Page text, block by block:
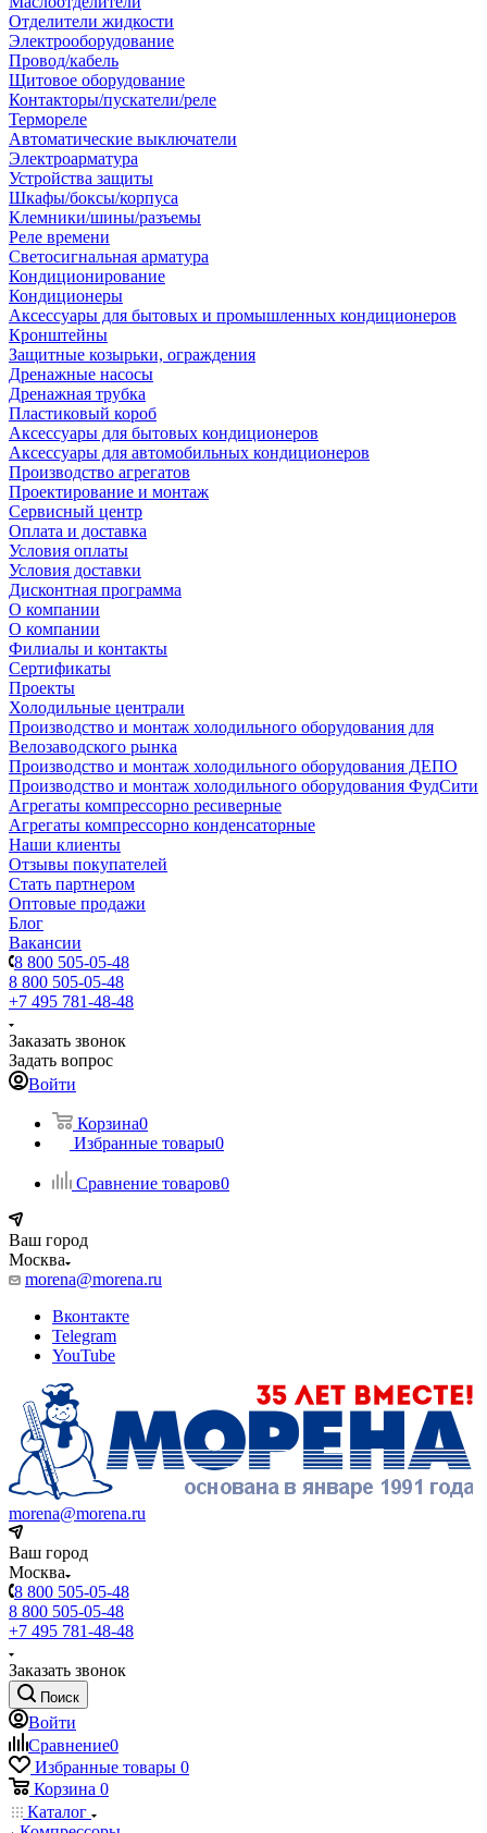
Отделители жидкости
Электрооборудование
Провод/кабель
Щитовое оборудование
Контакторы/пускатели/реле
Термореле
Автоматические выключатели
Электроарматура
Устройства защиты
Шкафы/боксы/корпуса
Клемники/шины/разъемы
Реле времени
Светосигнальная арматура
Кондиционирование
Кондиционеры
Аксессуары для бытовых и промышленных кондиционеров
Кронштейны
Защитные козырьки, ограждения
Дренажные насосы
Дренажная трубка
Пластиковый короб
Аксессуары для бытовых кондиционеров
Аксессуары для автомобильных кондиционеров
Производство агрегатов
Проектирование и монтаж
Сервисный центр
Оплата и доставка
Условия оплаты
Условия доставки
Дисконтная программа
О компании
О компании
Филиалы и контакты
Сертификаты
Проекты
Холодильные централи
Производство и монтаж холодильного оборудования для
Велозаводского рынка
Производство и монтаж холодильного оборудования ДЕПО
Производство и монтаж холодильного оборудования ФудСити
Агрегаты компрессорно ресиверные
Агрегаты компрессорно конденсаторные
Наши клиенты
Отзывы покупателей
Стать партнером
Оптовые продажи
Блог
Вакансии
8 800 505-05-48
8 800 505-05-48
+7 495 781-48-48
Заказать звонок
Задать вопрос
Войти
Корзина0
Избранные товары0
Сравнение товаров0
Ваш город
Москва
morena@morena.ru
Вконтакте
Telegram
YouTube
morena@morena.ru
Ваш город
Москва
8 800 505-05-48
8 800 505-05-48
+7 495 781-48-48
Заказать звонок
Поиск
Войти
Сравнение0
Избранные товары 0
Корзина 0
Каталог